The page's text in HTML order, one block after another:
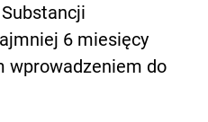
6 miesięcy
wprowadzeniem do